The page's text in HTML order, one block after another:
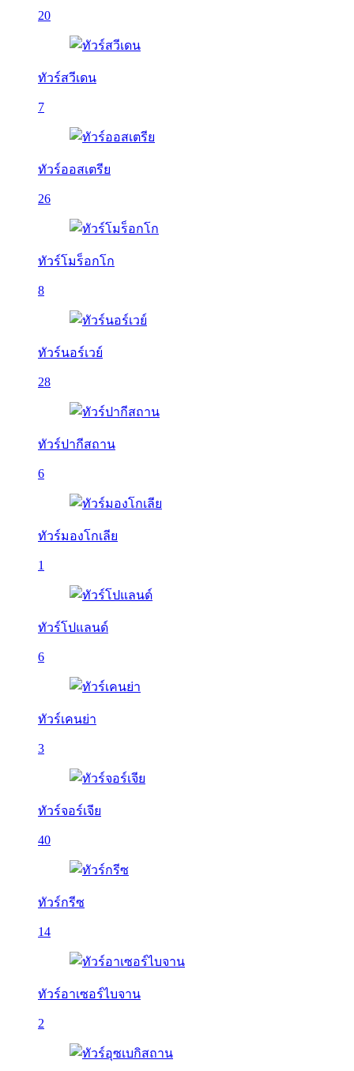
20
ทัวร์สวีเดน
7
ทัวร์ออสเตรีย
26
ทัวร์โมร็อกโก
8
ทัวร์นอร์เวย์
28
ทัวร์ปากีสถาน
6
ทัวร์มองโกเลีย
1
ทัวร์โปแลนด์
6
ทัวร์เคนย่า
3
ทัวร์จอร์เจีย
40
ทัวร์กรีซ
14
ทัวร์อาเซอร์ไบจาน
2